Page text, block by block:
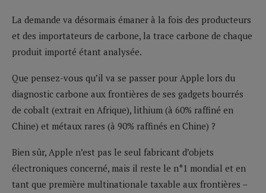
La demande va désormais émaner à la fois des producteurs
et des importateurs de carbone, la trace carbone de chaque
produit importé étant analysée.
Que pensez-vous qu’il va se passer pour Apple lors du
diagnostic carbone aux frontières de ses gadgets bourrés
de cobalt (extrait en Afrique), lithium (à 60% raffiné en
Chine) et métaux rares (à 90% raffinés en Chine) ?
Bien sûr, Apple n’est pas le seul fabricant d’objets
électroniques concerné, mais il reste le n°1 mondial et en
tant que première multinationale taxable aux frontières –